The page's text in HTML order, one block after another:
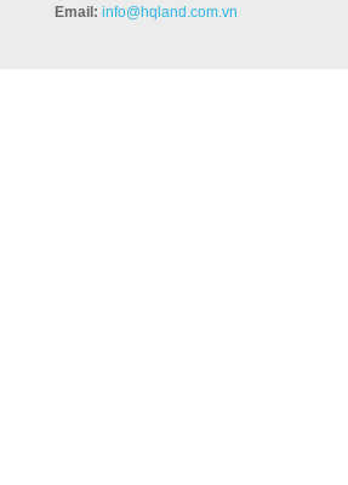
Email: info@hqland.com.vn